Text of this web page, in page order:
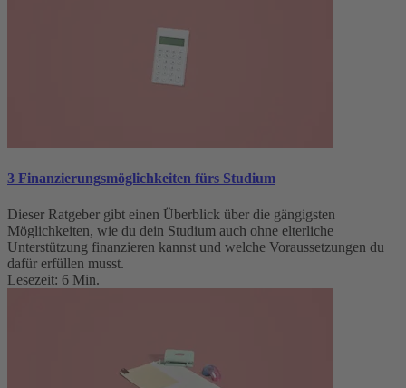
3 Finanzierungsmöglichkeiten fürs Studium
Dieser Ratgeber gibt einen Überblick über die gängigsten
Möglichkeiten, wie du dein Studium auch ohne elterliche
Unterstützung finanzieren kannst und welche Voraussetzungen du
dafür erfüllen musst.
Lesezeit: 6 Min.